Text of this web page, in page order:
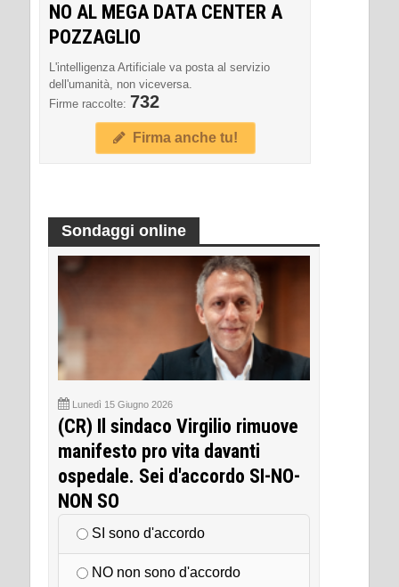
NO AL MEGA DATA CENTER A
POZZAGLIO
L'intelligenza Artificiale va posta al servizio
dell'umanità, non viceversa.
Firme raccolte: 732
Firma anche tu!
Sondaggi online
Lunedì 15 Giugno 2026
(CR) Il sindaco Virgilio rimuove
manifesto pro vita davanti
ospedale. Sei d'accordo SI-NO-
NON SO
SI sono d'accordo
NO non sono d'accordo